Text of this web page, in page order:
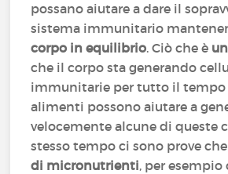
possano aiutare a dare il
sistema immunitario
corpo in equilibrio. Ciò che è
che il corpo sta generando
immunitarie per tutto il tempo
alimenti possono aiutare a
velocemente alcune di queste
stesso tempo ci sono prove
di micronutrienti, per esempio